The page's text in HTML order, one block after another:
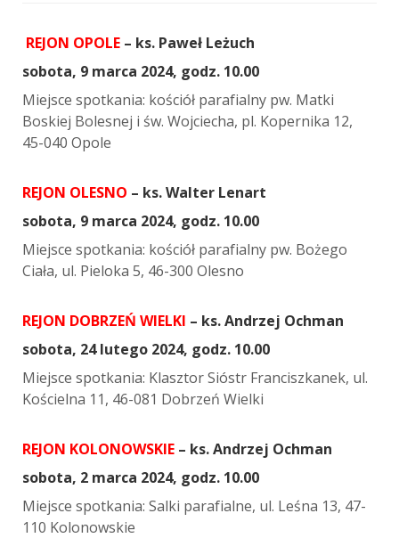
REJON OPOLE – ks. Paweł Leżuch
sobota, 9 marca 2024, godz. 10.00
Miejsce spotkania: kościół parafialny pw. Matki
Boskiej Bolesnej i św. Wojciecha, pl. Kopernika 12,
45-040 Opole
REJON OLESNO – ks. Walter Lenart
sobota, 9 marca 2024, godz. 10.00
Miejsce spotkania: kościół parafialny pw. Bożego
Ciała, ul. Pieloka 5, 46-300 Olesno
REJON DOBRZEŃ WIELKI – ks. Andrzej Ochman
sobota, 24 lutego 2024, godz. 10.00
Miejsce spotkania: Klasztor Sióstr Franciszkanek, ul.
Kościelna 11, 46-081 Dobrzeń Wielki
REJON KOLONOWSKIE – ks. Andrzej Ochman
sobota, 2 marca 2024, godz. 10.00
Miejsce spotkania: Salki parafialne, ul. Leśna 13, 47-
110 Kolonowskie